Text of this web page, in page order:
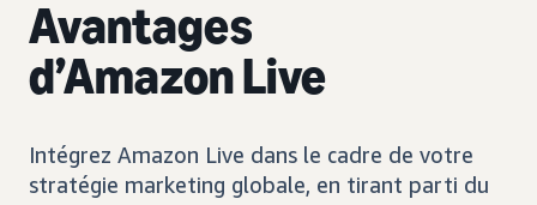
Avantages
d’Amazon Live
Intégrez Amazon Live dans le cadre de votre
stratégie marketing globale, en tirant parti du